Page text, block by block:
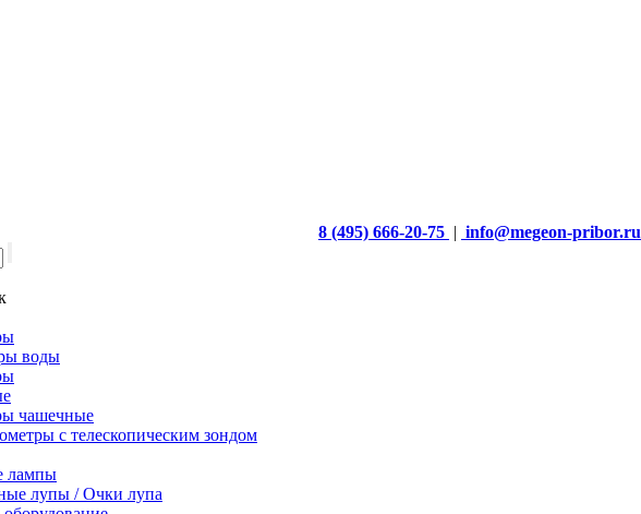
8 (495) 666-20-75 | info@megeon-pribor.ru
воды
чашечные
с телескопическим зондом
лампы
лупы / Очки лупа